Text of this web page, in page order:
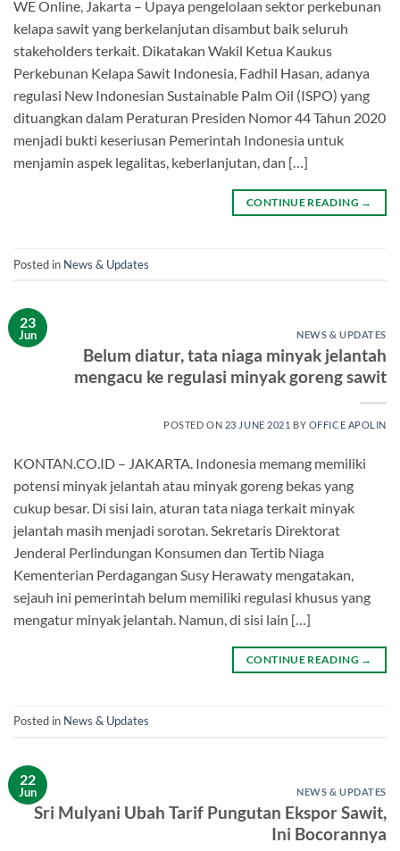
WE Online, Jakarta – Upaya pengelolaan sektor perkebunan
kelapa sawit yang berkelanjutan disambut baik seluruh
stakeholders terkait. Dikatakan Wakil Ketua Kaukus
Perkebunan Kelapa Sawit Indonesia, Fadhil Hasan, adanya
regulasi New Indonesian Sustainable Palm Oil (ISPO) yang
dituangkan dalam Peraturan Presiden Nomor 44 Tahun 2020
menjadi bukti keseriusan Pemerintah Indonesia untuk
menjamin aspek legalitas, keberlanjutan, dan […]
CONTINUE READING →
Posted in News & Updates
23
Jun NEWS & UPDATES
Belum diatur, tata niaga minyak jelantah
mengacu ke regulasi minyak goreng sawit
POSTED ON 23 JUNE 2021 BY OFFICE APOLIN
KONTAN.CO.ID – JAKARTA. Indonesia memang memiliki
potensi minyak jelantah atau minyak goreng bekas yang
cukup besar. Di sisi lain, aturan tata niaga terkait minyak
jelantah masih menjadi sorotan. Sekretaris Direktorat
Jenderal Perlindungan Konsumen dan Tertib Niaga
Kementerian Perdagangan Susy Herawaty mengatakan,
sejauh ini pemerintah belum memiliki regulasi khusus yang
mengatur minyak jelantah. Namun, di sisi lain […]
CONTINUE READING →
Posted in News & Updates
22
Jun NEWS & UPDATES
Sri Mulyani Ubah Tarif Pungutan Ekspor Sawit,
Ini Bocorannya